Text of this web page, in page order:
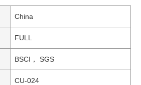
China
FULL
BSCI， SGS
CU-024